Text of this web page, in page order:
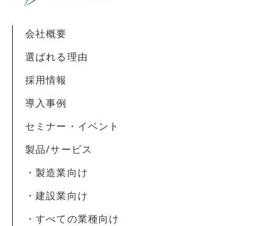
■弊社は、お客さまの個人情報を、 スターティアレイ
株式会社ではお客さまの情報を以下プライバシーポリ
シーに従い適切に適切に取り扱います。
会社概要
選ばれる理由
採用情報
導入事例
セミナー・イベント
製品/サービス
・製造業向け
・建設業向け
・すべての業種向け